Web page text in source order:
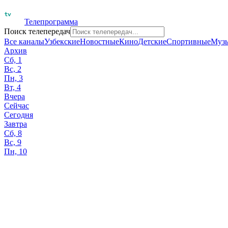
Телепрограмма
Поиск телепередач
Все каналыУзбекскиеНовостныеКиноДетскиеСпортивные
Архив
Сб, 1
Вс, 2
Пн, 3
Вт, 4
Вчера
Сейчас
Сегодня
Завтра
Сб, 8
Вс, 9
Пн, 10